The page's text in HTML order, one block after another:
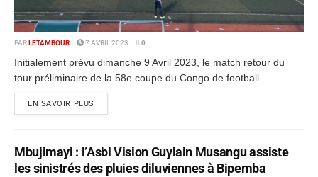
PAR LETAMBOUR 7 AVRIL 2023 0
Initialement prévu dimanche 9 Avril 2023, le match retour du
tour préliminaire de la 58e coupe du Congo de football...
EN SAVOIR PLUS
Mbujimayi : l’Asbl Vision Guylain Musangu assiste
les sinistrés des pluies diluviennes à Bipemba